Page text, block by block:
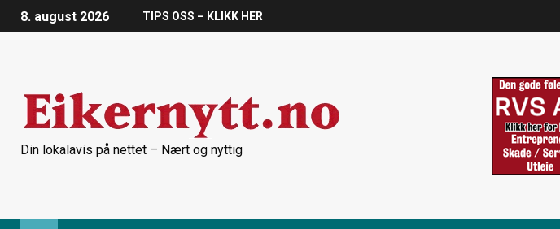
8. august 2026 TIPS OSS – KLIKK HER
Din lokalavis på nettet – Nært og nyttig